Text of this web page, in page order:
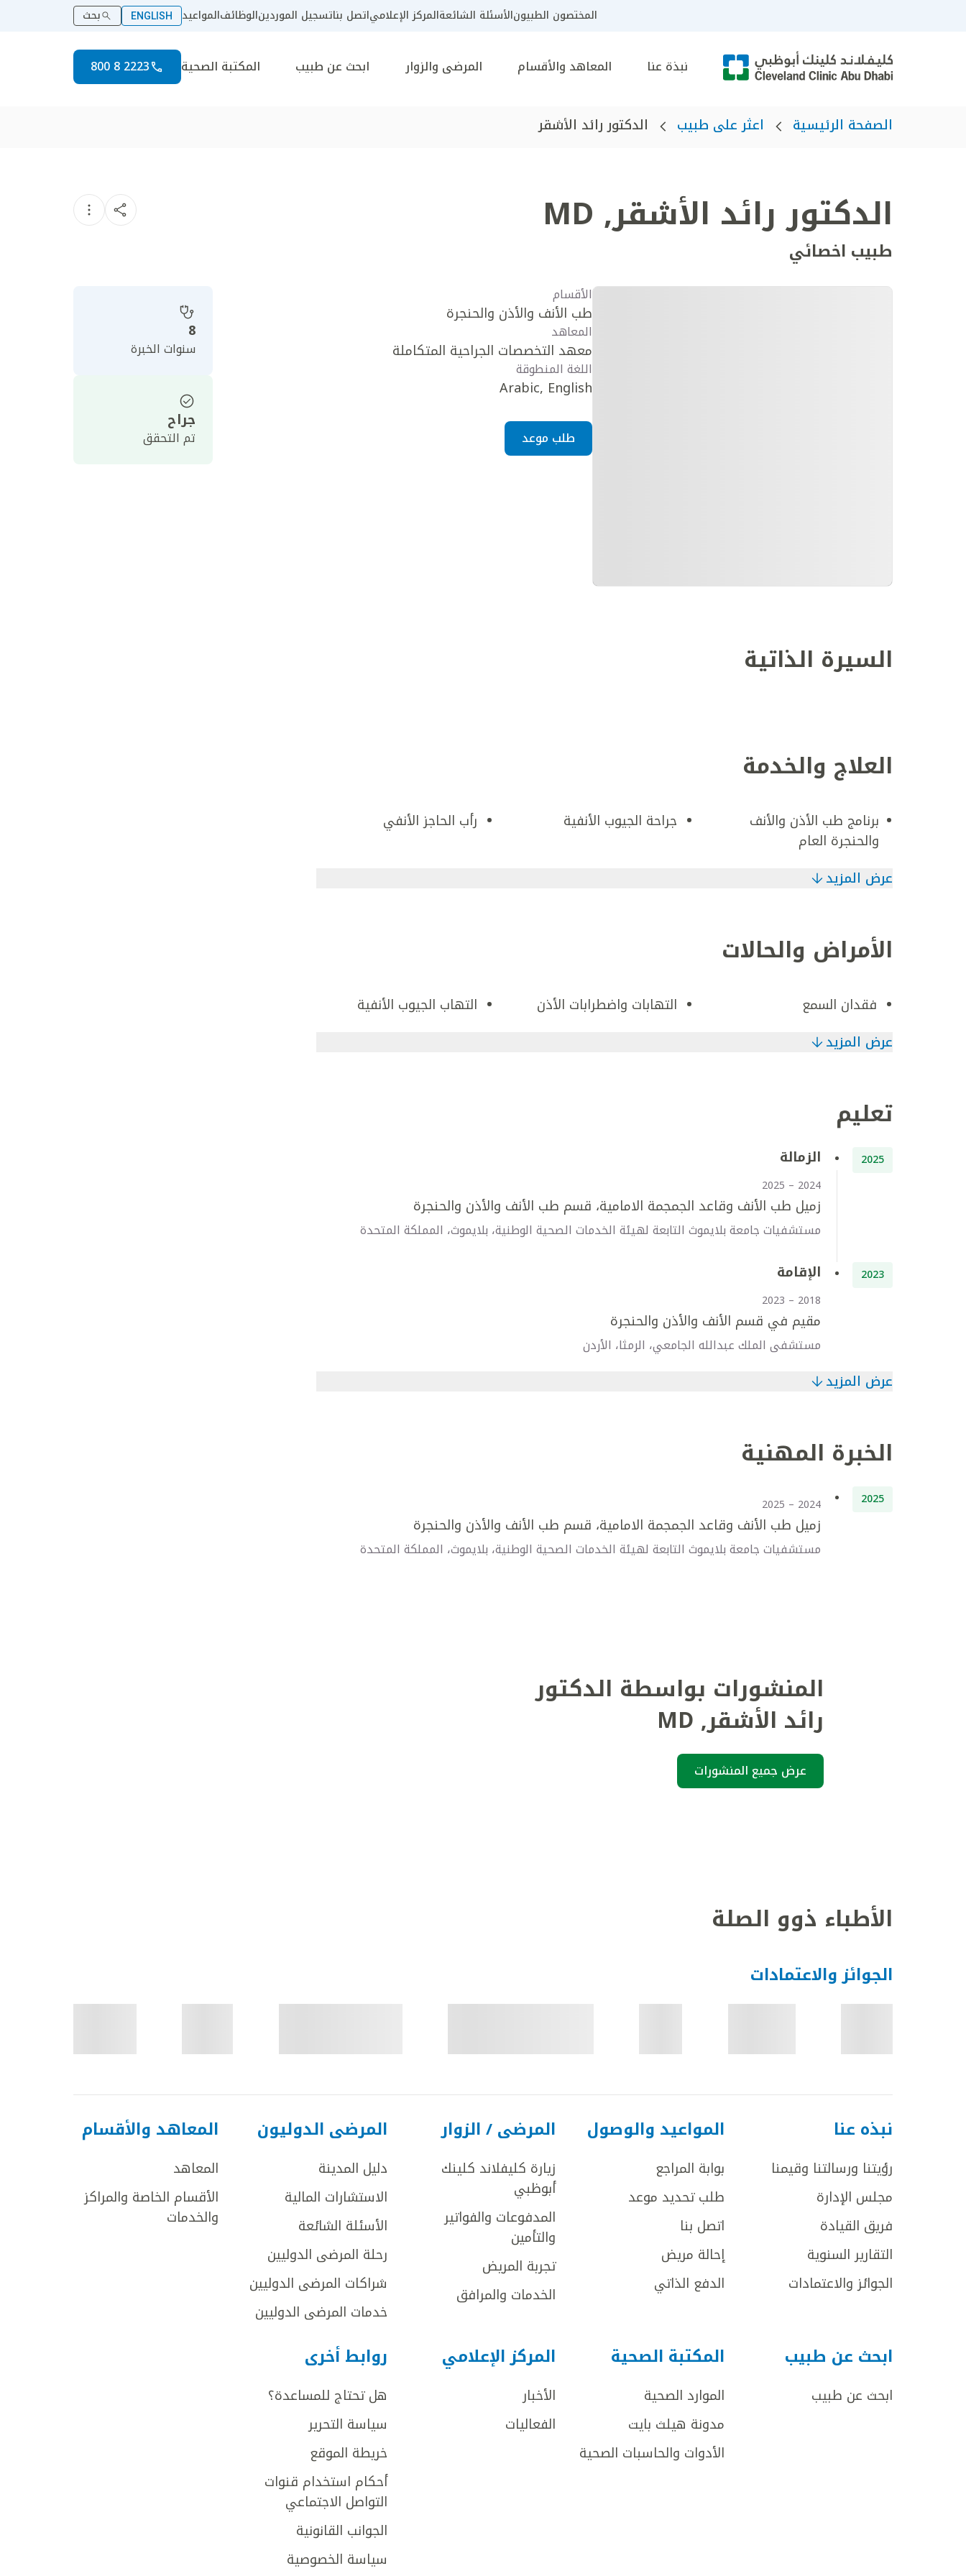
المختصون الطبيونالأسئلة الشائعةالمركز الإعلامياتصل بناتسجيل الموردينالوظائفالمواعيد ENGLISH بحث
نبذة عنا المعاهد والأقسام المرضى والزوار ابحث عن طبيب المكتبة الصحية 2223 8 800
الصفحة الرئيسية اعثر على طبيب الدكتور رائد الأشقر
الدكتور رائد الأشقر,
MD
طبيب اخصائي
الأقسام
طب الأنف والأذن والحنجرة
المعاهد
معهد التخصصات الجراحية المتكاملة
اللغة المنطوقة
Arabic, English
طلب موعد
8
سنوات الخبرة
جراح
تم التحقق
السيرة الذاتية
العلاج والخدمة
برنامج طب الأذن والأنف
والحنجرة العام
جراحة الجيوب الأنفية رأب الحاجز الأنفي
عرض المزيد
الأمراض والحالات
فقدان السمع التهابات واضطرابات الأذن
التهاب الجيوب الأنفية
عرض المزيد
تعليم
2025 الزمالة
2024 – 2025
زميل طب الأنف وقاعد الجمجمة الامامية، قسم طب الأنف والأذن والحنجرة
مستشفيات جامعة بلايموث التابعة لهيئة الخدمات الصحية الوطنية، بلايموث، المملكة المتحدة
2023 الإقامة
2018 – 2023
مقيم في قسم الأنف والأذن والحنجرة
مستشفى الملك عبدالله الجامعي، الرمثا، الأردن
عرض المزيد
الخبرة المهنية
2025
2024 – 2025
زميل طب الأنف وقاعد الجمجمة الامامية، قسم طب الأنف والأذن والحنجرة
مستشفيات جامعة بلايموث التابعة لهيئة الخدمات الصحية الوطنية، بلايموث، المملكة المتحدة
المنشورات بواسطة الدكتور
رائد الأشقر,
MD
عرض جميع المنشورات
الأطباء ذوو الصلة
الجوائز والاعتمادات
نبذه عنا
رؤيتنا ورسالتنا وقيمنا
مجلس الإدارة
فريق القيادة
التقارير السنوية
الجوائز والاعتمادات
المواعيد والوصول
بوابة المراجع
طلب تحديد موعد
اتصل بنا
إحالة مريض
الدفع الذاتي
المرضى / الزوار
زيارة كليفلاند كلينك
أبوظبي
المدفوعات والفواتير
والتأمين
تجربة المريض
الخدمات والمرافق
المرضى الدوليون
دليل المدينة
الاستشارات المالية
الأسئلة الشائعة
رحلة المرضى الدوليين
شراكات المرضى الدوليين
خدمات المرضى الدوليين
المعاهد والأقسام
المعاهد
الأقسام الخاصة والمراكز
والخدمات
ابحث عن طبيب
ابحث عن طبيب
المكتبة الصحية
الموارد الصحية
مدونة هيلث بايت
الأدوات والحاسبات الصحية
المركز الإعلامي
الأخبار
الفعاليات
روابط أخرى
هل تحتاج للمساعدة؟
سياسة التحرير
خريطة الموقع
أحكام استخدام قنوات
التواصل الاجتماعي
الجوانب القانونية
سياسة الخصوصية